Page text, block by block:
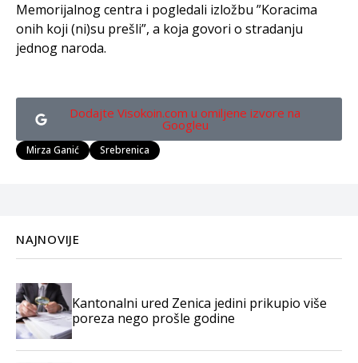
Memorijalnog centra i pogledali izložbu ”Koracima
onih koji (ni)su prešli”, a koja govori o stradanju
jednog naroda.
Dodajte Visokoin.com u omiljene izvore na
Googleu
Mirza Ganić Srebrenica
NAJNOVIJE
Kantonalni ured Zenica jedini prikupio više
poreza nego prošle godine